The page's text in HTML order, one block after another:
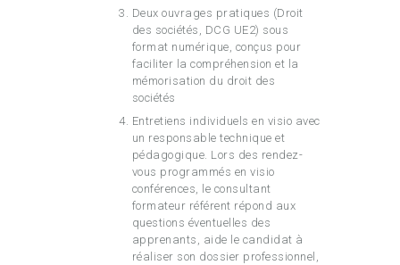
Deux ouvrages pratiques (Droit
des sociétés, DCG UE2) sous
format numérique, conçus pour
faciliter la compréhension et la
mémorisation du droit des
sociétés
Entretiens individuels en visio avec
un responsable technique et
pédagogique. Lors des rendez-
vous programmés en visio
conférences, le consultant
formateur référent répond aux
questions éventuelles des
apprenants, aide le candidat à
réaliser son dossier professionnel,